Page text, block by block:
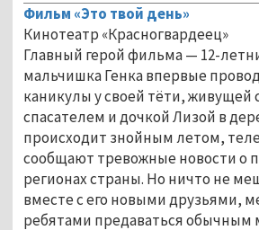
Фильм «Это твой день»
Кинотеатр «Красногвардеец»
Главный герой фильма — 12-
мальчишка Генка впервые
каникулы у своей тёти, живущей
спасателем и дочкой Лизой в
происходит знойным летом,
сообщают тревожные новости о
регионах страны. Но ничто не
вместе с его новыми друзьями,
ребятами предаваться